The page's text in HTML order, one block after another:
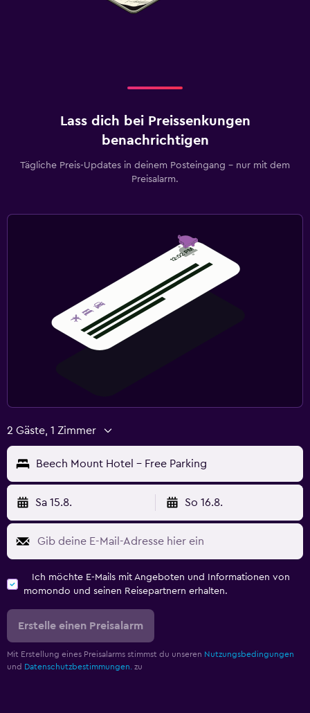
Lass dich bei Preissenkungen
benachrichtigen
Tägliche Preis-Updates in deinem Posteingang – nur mit dem
Preisalarm.
2 Gäste, 1 Zimmer
Beech Mount Hotel - Free Parking
Sa 15.8. So 16.8.
Ich möchte E-Mails mit Angeboten und Informationen von
momondo und seinen Reisepartnern erhalten.
Erstelle einen Preisalarm
Mit Erstellung eines Preisalarms stimmst du unseren Nutzungsbedingungen
und Datenschutzbestimmungen. zu